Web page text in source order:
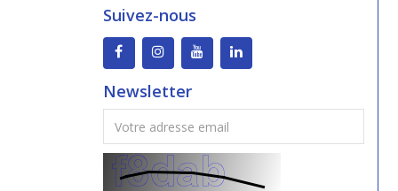
Suivez-nous
Newsletter